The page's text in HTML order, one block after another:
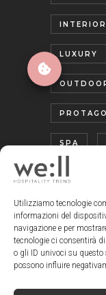
Utilizziamo tecnologie
informazioni del
navigazione e per
tecnologie ci consentirà
o gli ID univoci su questo
possono influire
INTERIOR
LUXURY
SPA